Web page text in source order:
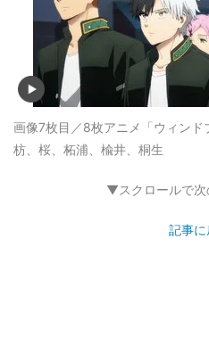
画像7枚目／8枚アニメ「ウィンド
枋、桜、柘浦、楡井、桐生
▼スクロールで
記事に